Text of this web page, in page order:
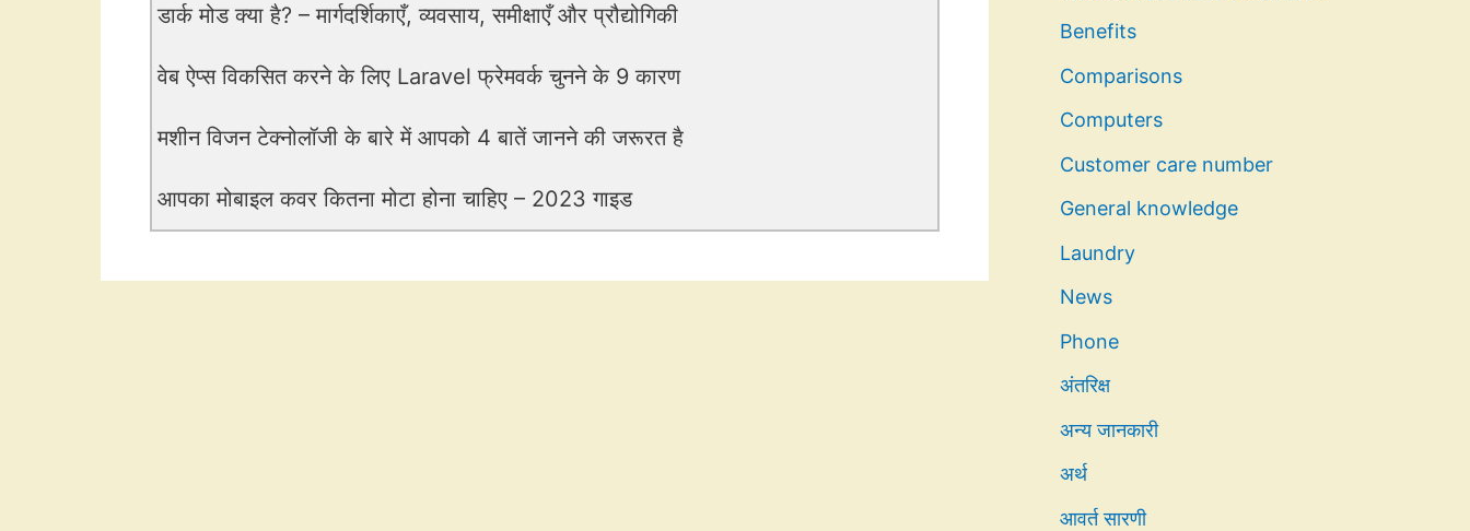
डार्क मोड क्या है? – मार्गदर्शिकाएँ, व्यवसाय, समीक्षाएँ और प्रौद्योगिकी
वेब ऐप्स विकसित करने के लिए Laravel फ्रेमवर्क चुनने के 9 कारण
मशीन विजन टेक्नोलॉजी के बारे में आपको 4 बातें जानने की जरूरत है
आपका मोबाइल कवर कितना मोटा होना चाहिए – 2023 गाइड
Benefits
Comparisons
Computers
Customer care number
General knowledge
Laundry
News
Phone
अंतरिक्ष
अन्य जानकारी
अर्थ
आवर्त सारणी